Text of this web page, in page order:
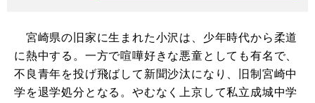
宮崎県の旧家に生まれた小沢は、少年時代から柔道
に熱中する。一方で喧嘩好きな悪童としても有名で、
不良青年を投げ飛ばして新聞沙汰になり、旧制宮崎中
学を退学処分となる。やむなく上京して私立成城中学